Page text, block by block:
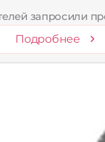
запросили
Подробнее